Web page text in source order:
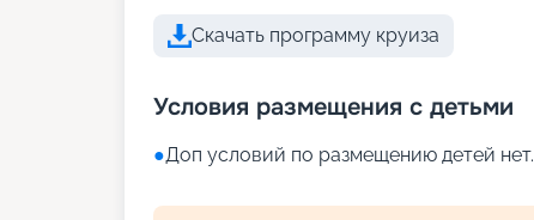
Скачать программу круиза
Условия размещения с детьми
●Доп условий по размещению детей нет.